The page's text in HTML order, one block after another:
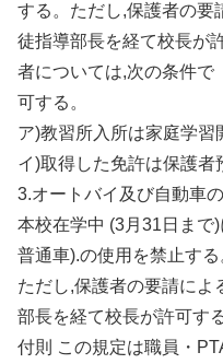
する。ただし,保護者の要
徒指導部長を経て校長が
者については,次の条件で
可する。
ア)教習所入所は家庭学習
イ)取得した免許は保護者
3.オートバイ及び自動車
本校在学中 (3月31日まで
普通車).の使用を禁止する
ただし,保護者の要請によ
部長を経て校長が許可する
付則 この規定は職員・